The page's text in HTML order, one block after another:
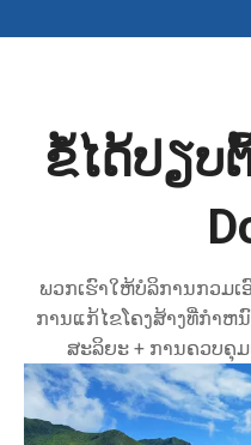
ຂໍ້ໄດ້ປຽບ
ພວກເຮົາໃຫ້ບໍລິການກວມເ
ການແກ້ໄຂໂຄງສ້າງທີ່ກໍາຫ
ສະລິຍະ + ການຄວບຄຸ